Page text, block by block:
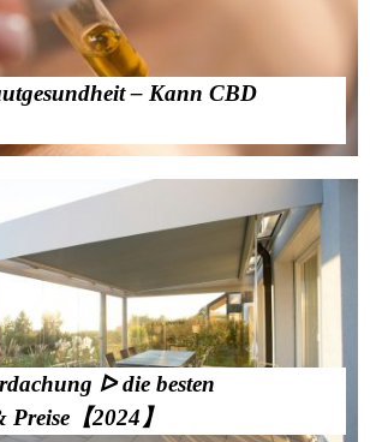
– Kann CBD
ᐅ die besten
【2024】